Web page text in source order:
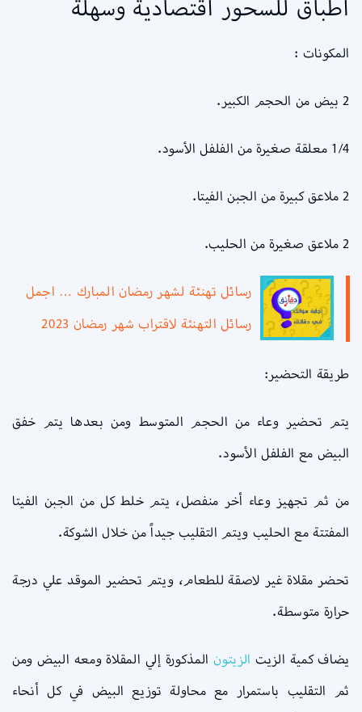
أطباق للسحور اقتصادية وسهلة
المكونات :
2 بيض من الحجم الكبير.
1/4 معلقة صغيرة من الفلفل الأسود.
2 ملاعق كبيرة من الجبن الفيتا.
2 ملاعق صغيرة من الحليب.
رسائل تهنئة لشهر رمضان المبارك … اجمل
رسائل التهنئة لاقتراب شهر رمضان 2023
طريقة التحضير:
يتم تحضير وعاء من الحجم المتوسط ومن بعدها يتم خفق
البيض مع الفلفل الأسود.
من ثم تجهيز وعاء أخر منفصل، يتم خلط كل من الجبن الفيتا
المفتتة مع الحليب ويتم التقليب جيداً من خلال الشوكة.
تحضر مقلاة غير لاصقة للطعام، ويتم تحضير الموقد علي درجة
حرارة متوسطة.
يضاف كمية الزيت الزيتونالمذكورة إلي المقلاة ومعه البيض ومن
ثم التقليب باستمرار مع محاولة توزيع البيض في كل أنحاء